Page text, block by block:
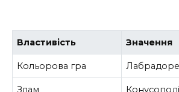
Властивість Значення
Кольорова гра
Злам